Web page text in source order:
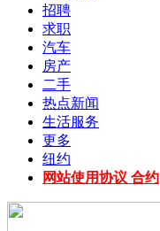
招聘
求职
汽车
房产
二手
热点新闻
生活服务
更多
纽约
网站使用协议 合约